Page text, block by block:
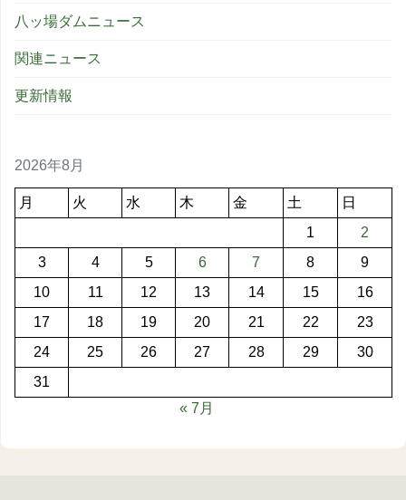
八ッ場ダムニュース
関連ニュース
更新情報
2026年8月
月 火 水 木 金 土
日
1
2
3
4 5 6 7 8
9
10
11 12 13 14 15
16
17
18 19 20 21 22
23
24
25 26 27 28 29
30
31
« 7月